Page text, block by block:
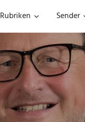
Rubriken Sender